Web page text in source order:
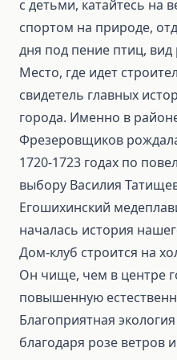
с детьми, катайтесь на
спортом на природе,
дня под пение птиц,
Место, где идет
свидетель главных
города. Именно в
Фрезеровщиков
1720-1723 годах по
выбору Василия
Егошихинский
началась история
Дом-клуб строится на
Он чище, чем в центре
повышенную
Благоприятная
благодаря розе ветров